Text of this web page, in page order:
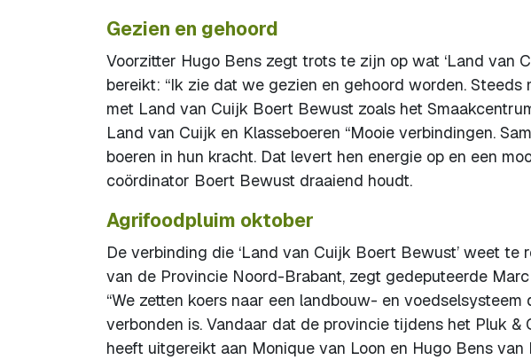
Gezien en gehoord
Voorzitter Hugo Bens zegt trots te zijn op wat ‘Land van
bereikt: “Ik zie dat we gezien en gehoord worden.
met Land van Cuijk Boert Bewust zoals het
Land van Cuijk en Klasseboeren “Mooie verbindingen.
boeren in hun kracht. Dat levert hen energie op en een
coördinator Boert Bewust draaiend houdt.
Agrifoodpluim oktober
De verbinding die ‘Land van Cuijk Boert Bewust’ weet te
van de Provincie Noord-Brabant, zegt gedeputeerde
“We zetten koers naar een landbouw- en
verbonden is. Vandaar dat de provincie tijdens het Pluk
heeft uitgereikt aan Monique van Loon en Hugo Bens